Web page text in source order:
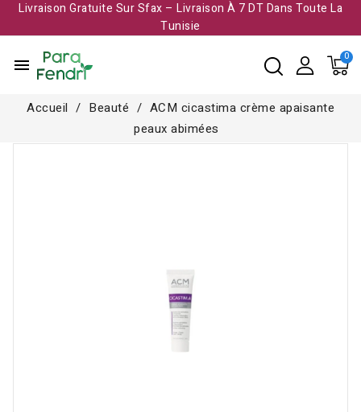
Livraison Gratuite Sur Sfax – Livraison À 7 DT Dans Toute La
Tunisie​
menu
Accueil Beauté
ACM cicastima crème apaisante
peaux abimées